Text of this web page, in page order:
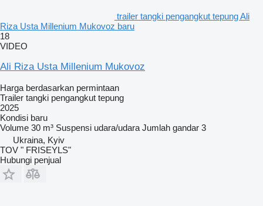
trailer tangki pengangkut tepung Ali
Riza Usta Millenium Mukovoz baru
18
VIDEO
Ali Riza Usta Millenium Mukovoz
Harga berdasarkan permintaan
Trailer tangki pengangkut tepung
2025
Kondisi baru
Volume 30 m³ Suspensi udara/udara Jumlah gandar 3
Ukraina, Kyiv
TOV " FRISEYLS"
Hubungi penjual